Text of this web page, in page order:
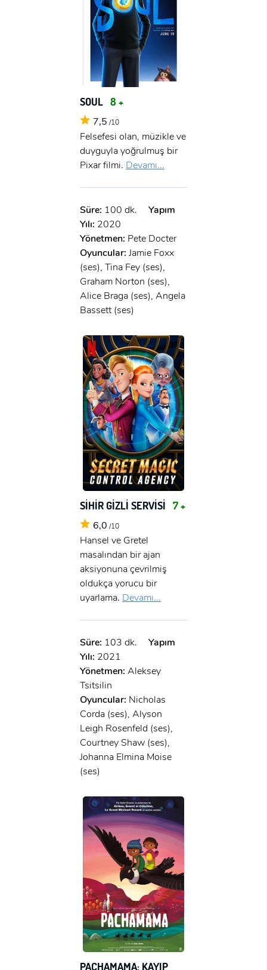
SOUL 8 +
7,5 /10
Felsefesi olan, müzikle ve
duyguyla yoğrulmuş bir
Pixar filmi. Devamı...
Süre: 100 dk.
Yapım
Yılı: 2020
Yönetmen: Pete Docter
Oyuncular: Jamie Foxx
(ses), Tina Fey (ses),
Graham Norton (ses),
Alice Braga (ses), Angela
Bassett (ses)
SİHİR GİZLİ SERVİSİ 7 +
6,0 /10
Hansel ve Gretel
masalından bir ajan
aksiyonuna çevrilmiş
oldukça yorucu bir
uyarlama. Devamı...
Süre: 103 dk.
Yapım
Yılı: 2021
Yönetmen: Aleksey
Tsitsilin
Oyuncular: Nicholas
Corda (ses), Alyson
Leigh Rosenfeld (ses),
Courtney Shaw (ses),
Johanna Elmina Moise
(ses)
PACHAMAMA: KAYIP